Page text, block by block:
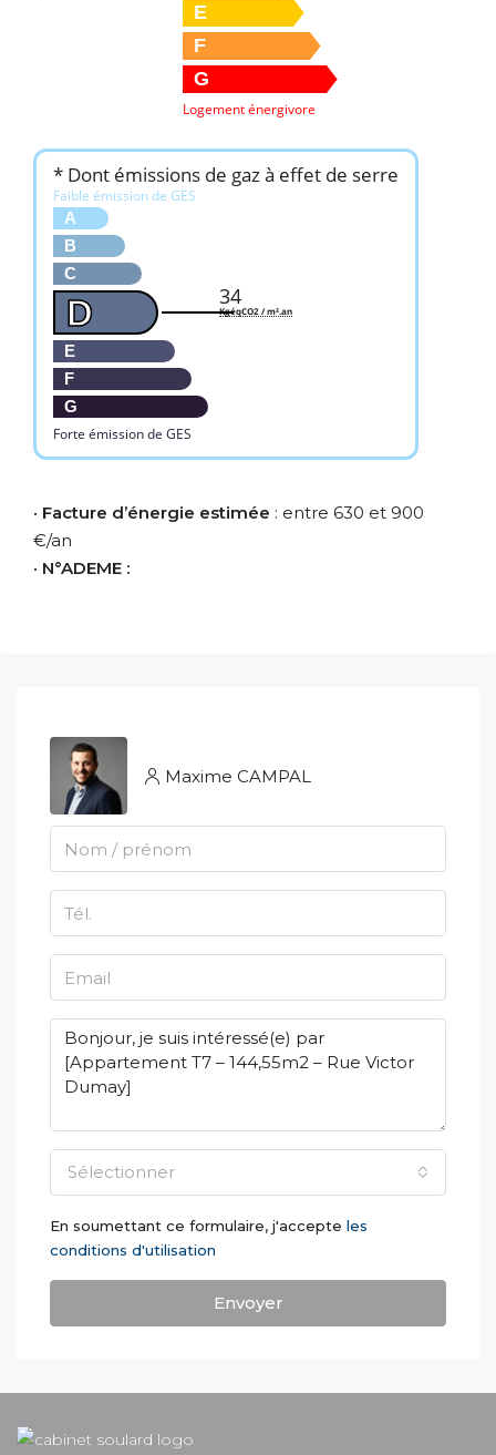
E
F
G
Logement énergivore
* Dont émissions de gaz à effet de serre
Faible émission de GES
A
B
C
D
E
F
G
Forte émission de GES
34
KgéqCO2 / m².an
• Facture d’énergie estimée : entre 630 et 900
€/an
• N°ADEME :
Maxime CAMPAL
Sélectionner
En soumettant ce formulaire, j'accepte les
conditions d'utilisation
Envoyer